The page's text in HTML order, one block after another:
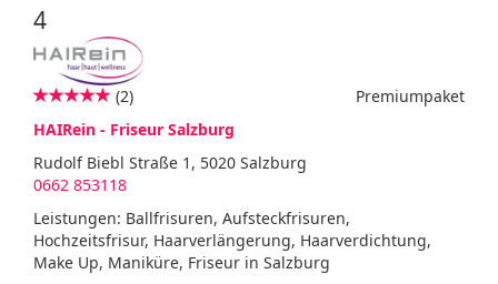
4
Premiumpaket
(2)
HAIRein - Friseur Salzburg
Rudolf Biebl Straße 1, 5020 Salzburg
0662 853118
Leistungen: Ballfrisuren, Aufsteckfrisuren,
Hochzeitsfrisur, Haarverlängerung, Haarverdichtung,
Make Up, Maniküre, Friseur in Salzburg